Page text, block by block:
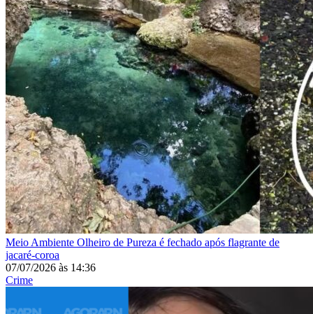
Meio Ambiente Olheiro de Pureza é fechado após flagrante de
jacaré-coroa
07/07/2026 às 14:36
Crime